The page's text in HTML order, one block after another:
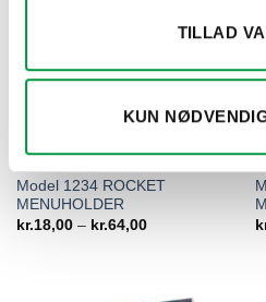
TILLAD
KUN
Model 1234 ROCKET
MENUHOLDER
kr.18,00 – kr.64,00Prisinterval: